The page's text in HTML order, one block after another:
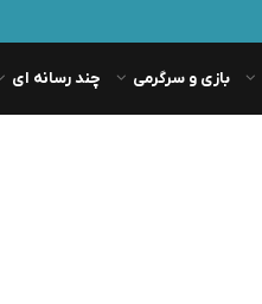
بازی و سرگرمی چند رسانه ای